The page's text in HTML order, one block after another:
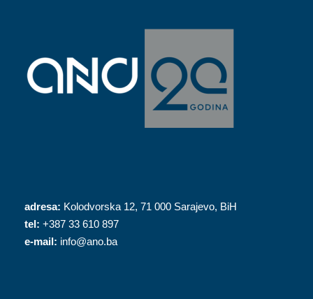
adresa: Kolodvorska 12, 71 000 Sarajevo, BiH
tel: +387 33 610 897
e-mail: info@ano.ba